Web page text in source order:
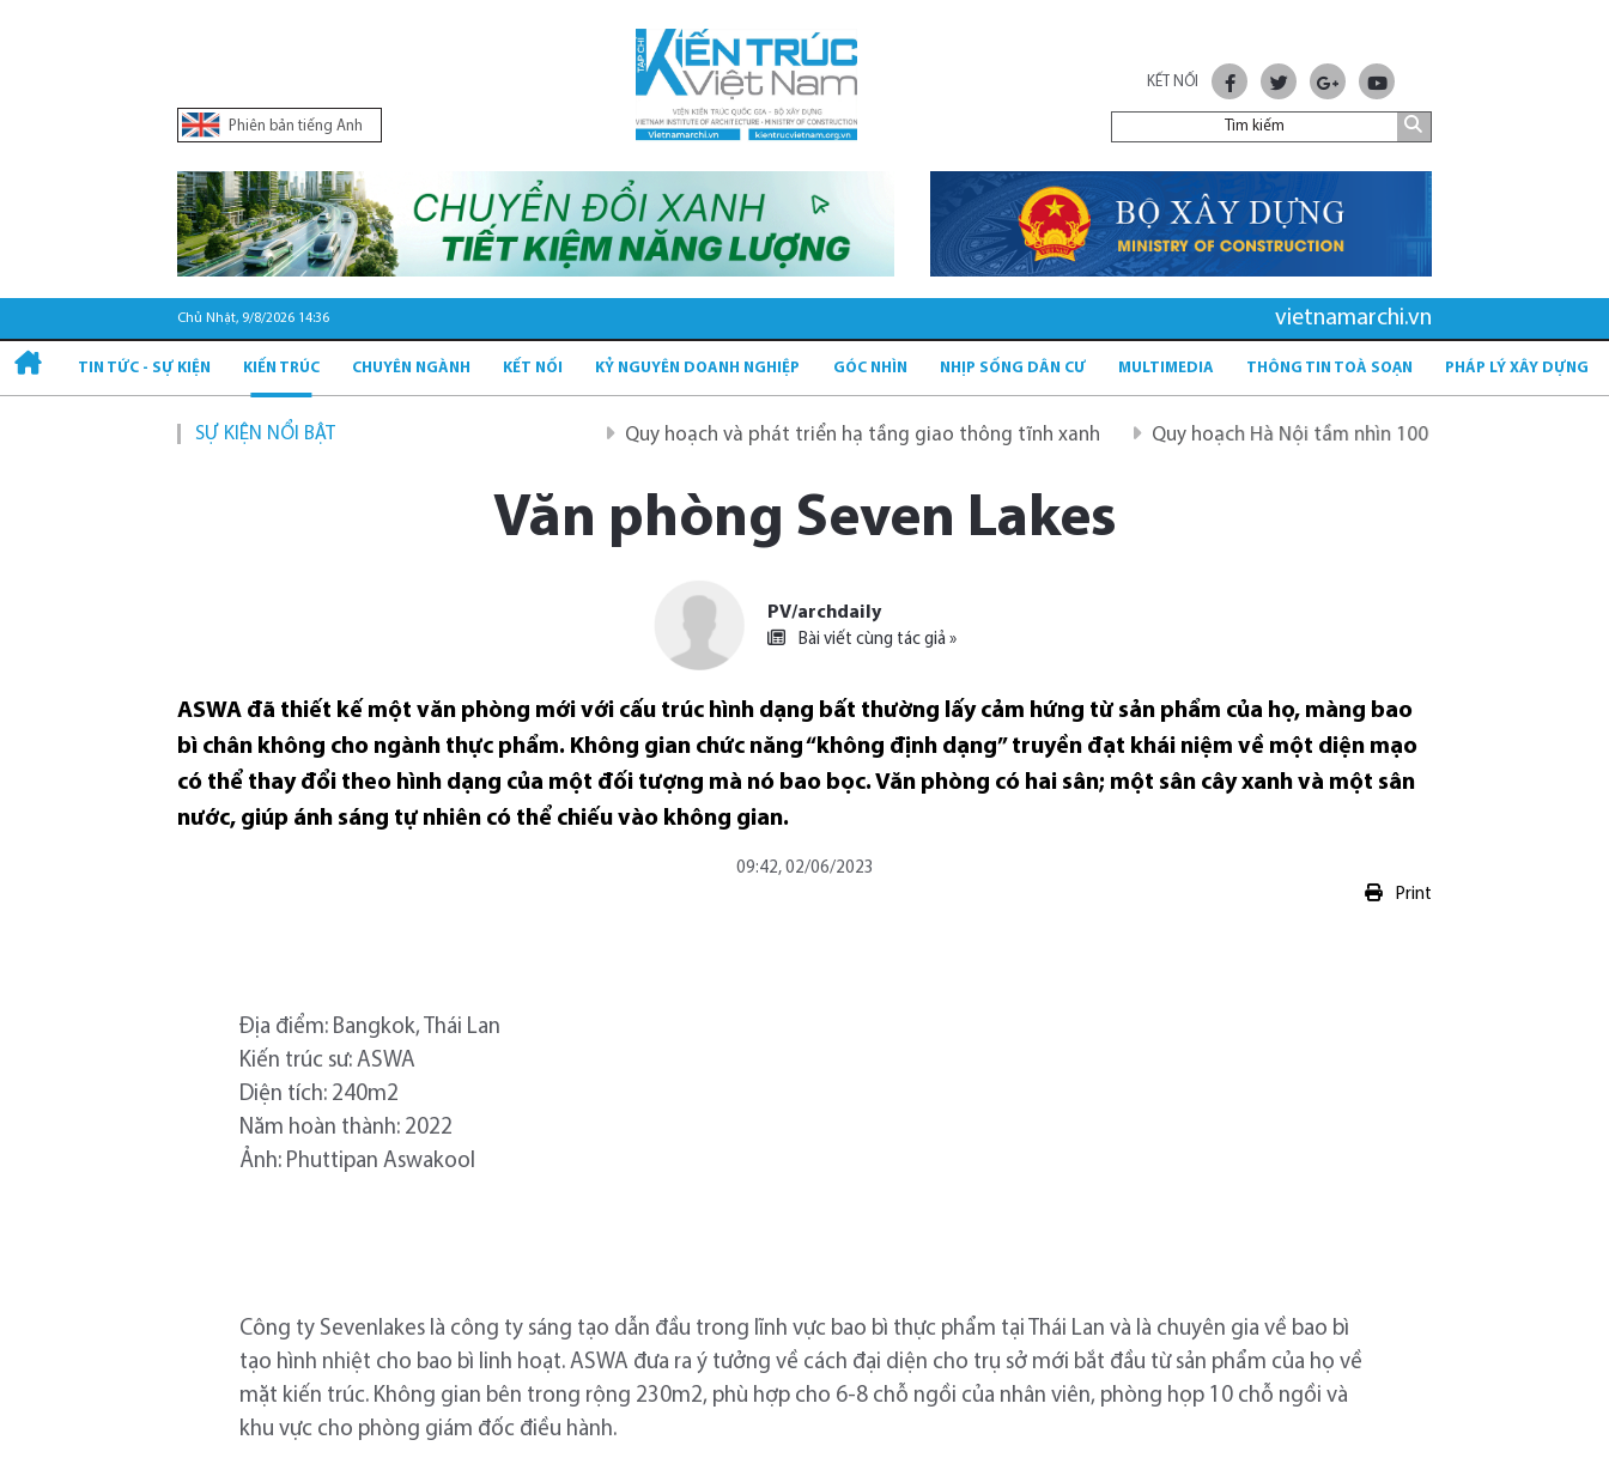
Phiên bản tiếng Anh
KẾT NỐI
Chủ Nhật, 9/8/2026 14:37 vietnamarchi.vn
TIN TỨC - SỰ KIỆN KIẾN TRÚC CHUYÊN NGÀNH KẾT NỐI KỶ NGUYÊN DOANH NGHIỆP GÓC NHÌN NHỊP SỐNG DÂN CƯ MULTIMEDIA THÔNG TIN TOÀ SOẠN PHÁP LÝ XÂY DỰNG
SỰ KIỆN NỔI BẬT Quy hoạch và phát triển hạ tầng giao thông tĩnh xanh Quy hoạch Hà Nội tầm nhìn 100 năm
Văn phòng Seven Lakes
PV/archdaily
Bài viết cùng tác giả »
ASWA đã thiết kế một văn phòng mới với cấu trúc hình dạng bất thường lấy cảm hứng từ sản phẩm của họ, màng bao
bì chân không cho ngành thực phẩm. Không gian chức năng “không định dạng” truyền đạt khái niệm về một diện mạo
có thể thay đổi theo hình dạng của một đối tượng mà nó bao bọc. Văn phòng có hai sân; một sân cây xanh và một sân
nước, giúp ánh sáng tự nhiên có thể chiếu vào không gian.
09:42, 02/06/2023
Print
Địa điểm: Bangkok, Thái Lan
Kiến trúc sư: ASWA
Diện tích: 240m2
Năm hoàn thành: 2022
Ảnh: Phuttipan Aswakool
Công ty Sevenlakes là công ty sáng tạo dẫn đầu trong lĩnh vực bao bì thực phẩm tại Thái Lan và là chuyên gia về bao bì
tạo hình nhiệt cho bao bì linh hoạt. ASWA đưa ra ý tưởng về cách đại diện cho trụ sở mới bắt đầu từ sản phẩm của họ về
mặt kiến ​​trúc. Không gian bên trong rộng 230m2, phù hợp cho 6-8 chỗ ngồi của nhân viên, phòng họp 10 chỗ ngồi và
khu vực cho phòng giám đốc điều hành.